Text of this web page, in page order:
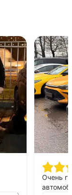
Очень